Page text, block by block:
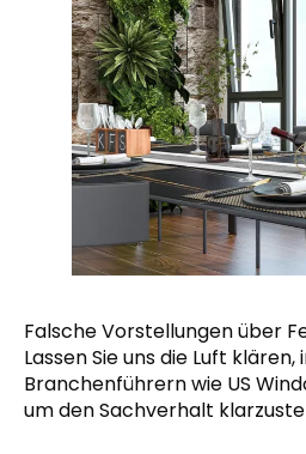
Falsche Vorstellungen über
Lassen Sie uns die Luft
Branchenführern wie US
um den Sachverhalt